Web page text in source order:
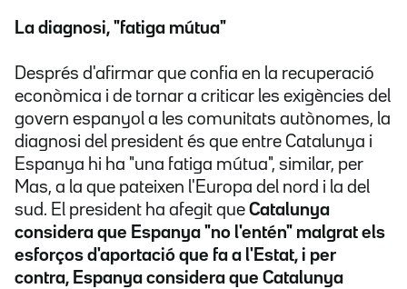
La diagnosi, "fatiga mútua"
Després d'afirmar que confia en la recuperació
econòmica i de tornar a criticar les exigències del
govern espanyol a les comunitats autònomes, la
diagnosi del president és que entre Catalunya i
Espanya hi ha "una fatiga mútua", similar, per
Mas, a la que pateixen l'Europa del nord i la del
sud. El president ha afegit que Catalunya
considera que Espanya "no l'entén" malgrat els
esforços d'aportació que fa a l'Estat, i per
contra, Espanya considera que Catalunya